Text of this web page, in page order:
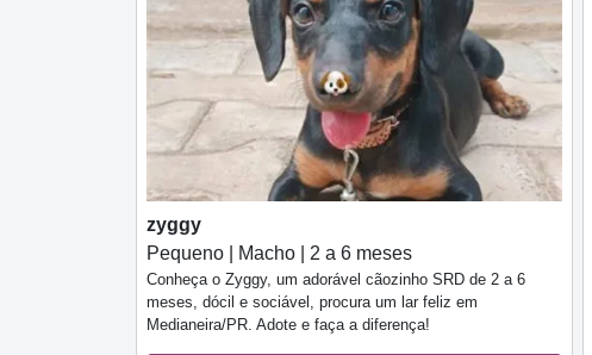
zyggy
Pequeno | Macho | 2 a 6 meses
Conheça o Zyggy, um adorável cãozinho SRD de 2 a 6
meses, dócil e sociável, procura um lar feliz em
Medianeira/PR. Adote e faça a diferença!